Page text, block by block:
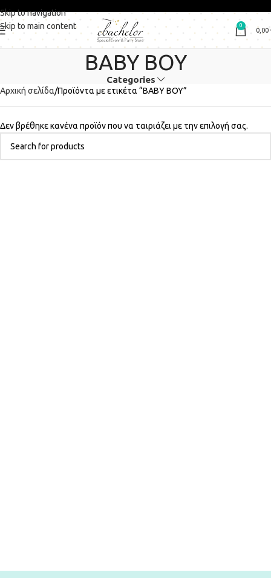
Skip to navigation
Skip to main content
0
0,00
ΒΑΒΥ ΒΟΥ
Categories
Αρχική σελίδα Προϊόντα με ετικέτα “ΒΑΒΥ ΒΟΥ”
Δεν βρέθηκε κανένα προϊόν που να ταιριάζει με την επιλογή σας.